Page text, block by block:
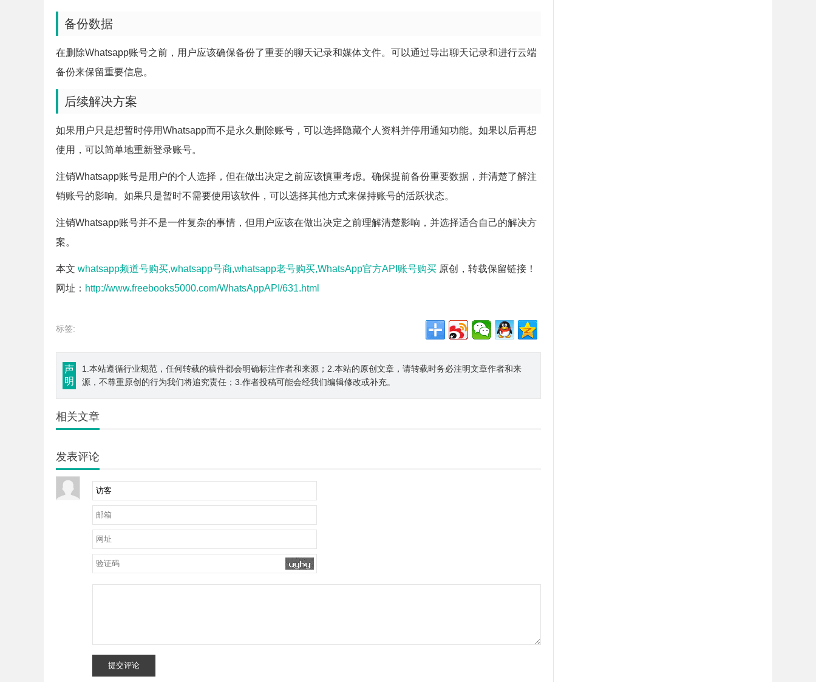
备份数据
在删除Whatsapp账号之前，用户应该确保备份了重要的聊天记录和媒体文件。可以通过导出聊天记录和进行云端
备份来保留重要信息。
后续解决方案
如果用户只是想暂时停用Whatsapp而不是永久删除账号，可以选择隐藏个人资料并停用通知功能。如果以后再想
使用，可以简单地重新登录账号。
注销Whatsapp账号是用户的个人选择，但在做出决定之前应该慎重考虑。确保提前备份重要数据，并清楚了解注
销账号的影响。如果只是暂时不需要使用该软件，可以选择其他方式来保持账号的活跃状态。
注销Whatsapp账号并不是一件复杂的事情，但用户应该在做出决定之前理解清楚影响，并选择适合自己的解决方
案。
本文 whatsapp频道号购买,whatsapp号商,whatsapp老号购买,WhatsApp官方API账号购买 原创，转载保留链接！
网址： http://www.freebooks5000.com/WhatsAppAPI/631.html
标签:
声
明
1.本站遵循行业规范，任何转载的稿件都会明确标注作者和来源；2.本站的原创文章，请转载时务必注明文章作者和来
源，不尊重原创的行为我们将追究责任；3.作者投稿可能会经我们编辑修改或补充。
相关文章
发表评论
提交评论